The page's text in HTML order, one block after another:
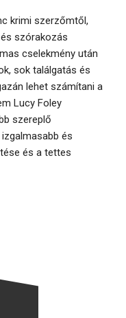
krimi szerzőmtől,
szórakozás
cselekmény után
sok találgatás és
lehet számítani a
Lucy Foley
szereplő
és
és a tettes